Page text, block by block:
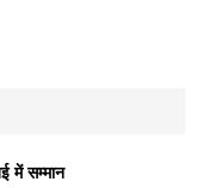
में सम्मान